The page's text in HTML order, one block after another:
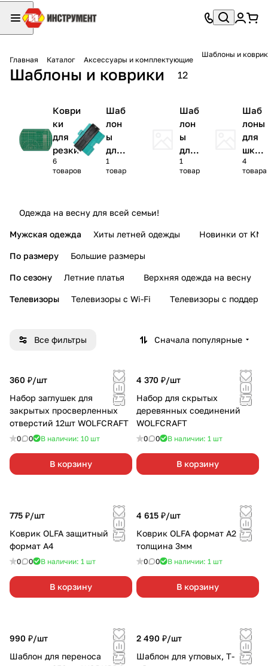
Главная Каталог Аксессуары и комплектующие
Шаблоны и
Шаблоны и коврики 12
Коври
ки
для
резки
6
товаров
Шаб
лон
ы
для
пер
ено
мер
1
товар
Шаб
лон
ы
для
све
рле
1
товар
Шаб
лоны
для
шкан
тов
4
товара
Одежда на весну для всей семьи!
Мужская одежда Хиты летней одежды Новинки от KMI
По размеру Большие размеры
По сезону Летние платья Верхняя одежда на весну
Телевизоры Телевизоры с Wi-Fi Телевизоры с
Все фильтры Сначала популярные
360 ₽/шт
Набор заглушек для
закрытых просверленных
отверстий 12шт WOLFCRAFT
0 0 В наличии: 10 шт
В корзину
4 370 ₽/шт
Набор для скрытых
деревянных соединений
WOLFCRAFT
0 0 В наличии: 1 шт
В корзину
775 ₽/шт
Коврик OLFA защитный
формат А4
0 0 В наличии: 1 шт
В корзину
4 615 ₽/шт
Коврик OLFA формат А2
толщина 3мм
0 0 В наличии: 1 шт
В корзину
990 ₽/шт
Шаблон для переноса
2 490 ₽/шт
Шаблон для угловых, Т-